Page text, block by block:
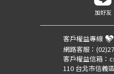
加好友
客戶權益專線
網路客服：
客戶權益信箱：
110 台北市信義